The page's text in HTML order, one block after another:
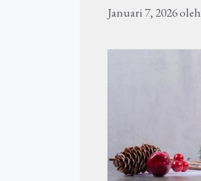
Januari 7, 2026oleh